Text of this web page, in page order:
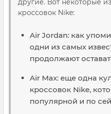
другие. Вот некоторые
кроссовок Nike:
Air Jordan: как
одни из самых
продолжают
Air Max: еще одна
кроссовок Nike,
популярной и по